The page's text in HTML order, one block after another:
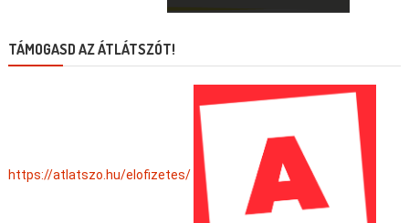
TÁMOGASD AZ ÁTLÁTSZÓT!
https://atlatszo.hu/elofizetes/